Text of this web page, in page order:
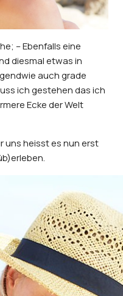
– Ebenfalls eine
diesmal etwas in
auch grade
ich gestehen das ich
Ecke der Welt
uns heisst es nun erst